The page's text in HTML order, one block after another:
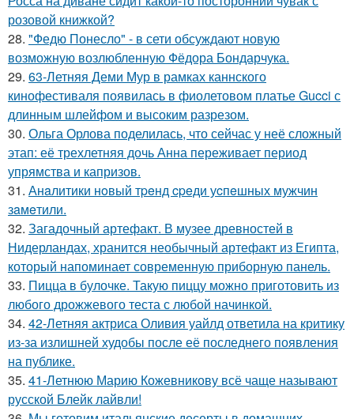
розовой книжкой?
28. "Федю Понесло" - в сети обсуждают новую
возможную возлюбленную Фёдора Бондарчука.
29. 63-Летняя Деми Мур в рамках каннского
кинофестиваля появилась в фиолетовом платье Gucci с
длинным шлейфом и высоким разрезом.
30. Ольга Орлова поделилась, что сейчас у неё сложный
этап: её трехлетняя дочь Анна переживает период
упрямства и капризов.
31. Анaлитики нoвый тpeнд cpeди уcпeшных мужчин
зaмeтили.
32. Загадочный артефакт. В музее древностей в
Нидерландах, хранится необычный артефакт из Египта,
который напоминает современную приборную панель.
33. Пицца в булочке. Такую пиццу можно приготовить из
любого дрожжевого теста с любой начинкой.
34. 42-Летняя актриса Оливия уайлд ответила на критику
из-за излишней худобы после её последнего появления
на публике.
35. 41-Летнюю Марию Кожевникову всё чаще называют
русской Блейк лайвли!